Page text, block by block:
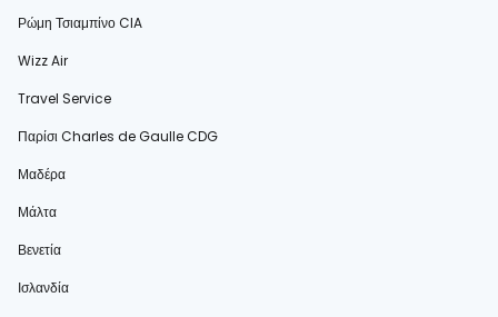
Ρώμη Τσιαμπίνο CIA
Wizz Air
Travel Service
Παρίσι Charles de Gaulle CDG
Μαδέρα
Μάλτα
Βενετία
Ισλανδία